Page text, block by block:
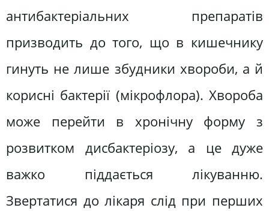
антибактеріальних препаратів
призводить до того, що в кишечнику
гинуть не лише збудники хвороби, а й
корисні бактерії (мікрофлора). Хвороба
може перейти в хронічну форму з
розвитком дисбактеріозу, а це дуже
важко піддається лікуванню.
Звертатися до лікаря слід при перших